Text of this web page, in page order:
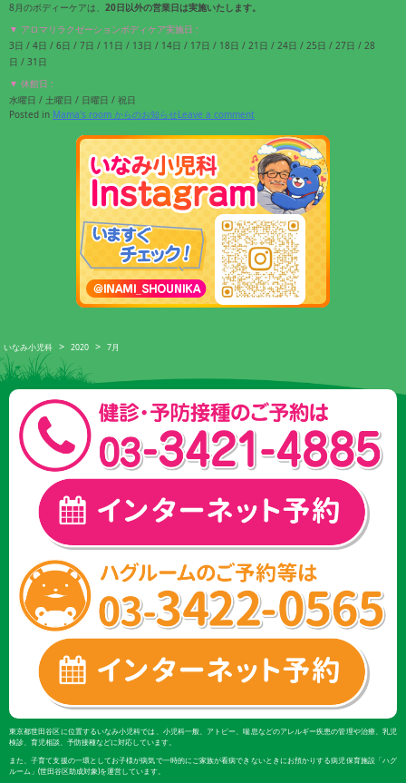
8月のボディーケアは、 20日以外の営業日は実施いたします。
▼ アロマリラクゼーションボディケア実施日 :
3日 / 4日 / 6日 / 7日 / 11日 / 13日 / 14日 / 17日 / 18日 / 21日 / 24日 / 25日 / 27日 / 28
日 / 31日
▼ 休館日 :
水曜日 / 土曜日 / 日曜日 / 祝日
Posted in Mama's room からのお知らせLeave a comment
いなみ小児科 > 2020 > 7月
東京都世田谷区に位置するいなみ小児科では、小児科一般、アトピー、喘息などのアレルギー疾患の管理や治療、乳児
検診、育児相談、予防接種などに対応しています。
また、子育て支援の一環としてお子様が病気で一時的にご家族が看病できないときにお預かりする病児保育施設「ハグ
ルーム」(世田谷区助成対象)を運営しています。